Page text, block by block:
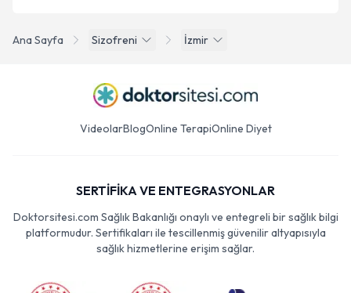
Ana Sayfa Sizofreni İzmir
VideolarBlogOnline TerapiOnline Diyet
SERTİFİKA VE ENTEGRASYONLAR
Doktorsitesi.com Sağlık Bakanlığı onaylı ve entegreli bir sağlık bilgi
platformudur. Sertifikaları ile tescillenmiş güvenilir altyapısıyla
sağlık hizmetlerine erişim sağlar.